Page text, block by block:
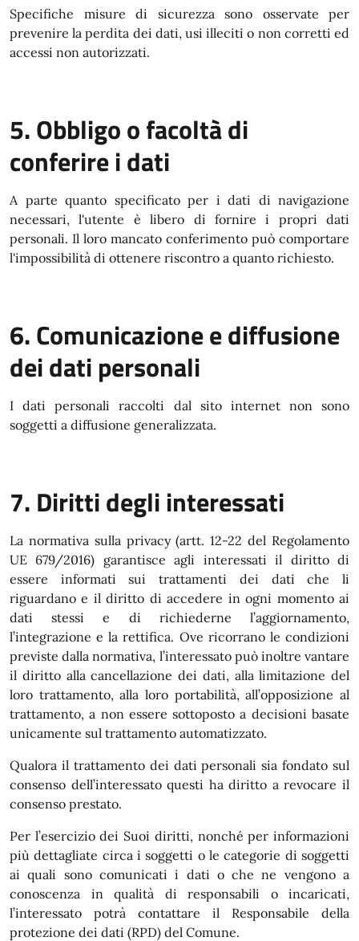
Specifiche misure di sicurezza sono osservate per
prevenire la perdita dei dati, usi illeciti o non corretti ed
accessi non autorizzati.
5. Obbligo o facoltà di
conferire i dati
A parte quanto specificato per i dati di navigazione
necessari, l'utente è libero di fornire i propri dati
personali. Il loro mancato conferimento può comportare
l'impossibilità di ottenere riscontro a quanto richiesto.
6. Comunicazione e diffusione
dei dati personali
I dati personali raccolti dal sito internet non sono
soggetti a diffusione generalizzata.
7. Diritti degli interessati
La normativa sulla privacy (artt. 12-22 del Regolamento
UE 679/2016) garantisce agli interessati il diritto di
essere informati sui trattamenti dei dati che li
riguardano e il diritto di accedere in ogni momento ai
dati stessi e di richiederne l’aggiornamento,
l’integrazione e la rettifica. Ove ricorrano le condizioni
previste dalla normativa, l’interessato può inoltre vantare
il diritto alla cancellazione dei dati, alla limitazione del
loro trattamento, alla loro portabilità, all’opposizione al
trattamento, a non essere sottoposto a decisioni basate
unicamente sul trattamento automatizzato.
Qualora il trattamento dei dati personali sia fondato sul
consenso dell’interessato questi ha diritto a revocare il
consenso prestato.
Per l’esercizio dei Suoi diritti, nonché per informazioni
più dettagliate circa i soggetti o le categorie di soggetti
ai quali sono comunicati i dati o che ne vengono a
conoscenza in qualità di responsabili o incaricati,
l’interessato potrà contattare il Responsabile della
protezione dei dati (RPD) del Comune.